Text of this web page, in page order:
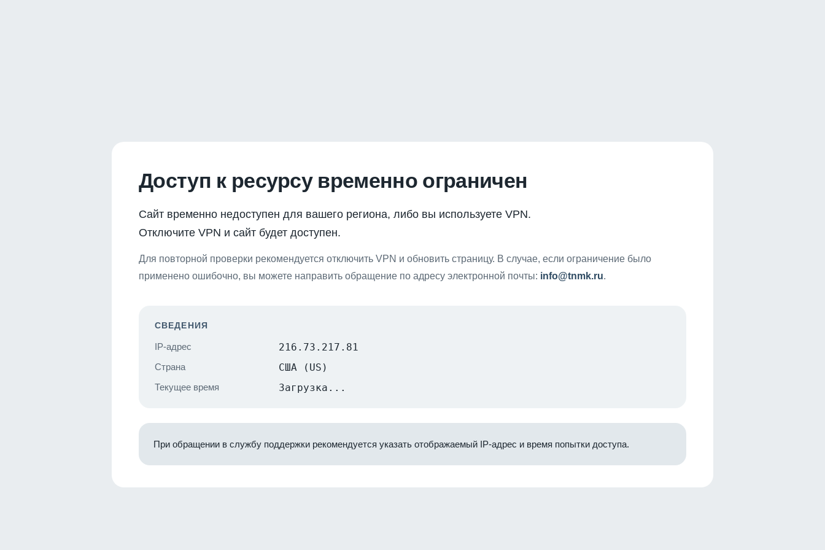
Доступ к ресурсу временно ограничен
Сайт временно недоступен для вашего региона, либо вы используете VPN.
Отключите VPN и сайт будет доступен.
Для повторной проверки рекомендуется отключить VPN и обновить страницу. В случае, если ограничение было
применено ошибочно, вы можете направить обращение по адресу электронной почты: info@tnmk.ru.
СВЕДЕНИЯ
IP-адрес 216.73.217.81
Страна США (US)
Текущее время Загрузка...
При обращении в службу поддержки рекомендуется указать отображаемый IP-адрес и время попытки доступа.